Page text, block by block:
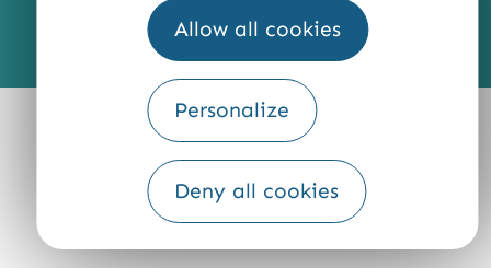
Allow all cookies
Personalize
Deny all cookies
Fourni par
Traduction